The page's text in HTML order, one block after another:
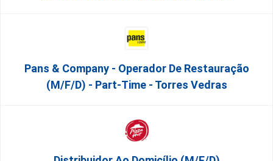
Pans & Company - Operador De Restauração
(m/f/d) - Part-Time - Torres Vedras